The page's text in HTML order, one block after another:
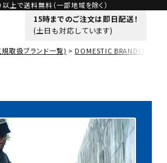
上で送料無料（一部地域を除く）
15時までのご注文は即日配送！
(土日も対応しています)
取扱ブランド一覧) DOMESTIC BRAND(ドメステ